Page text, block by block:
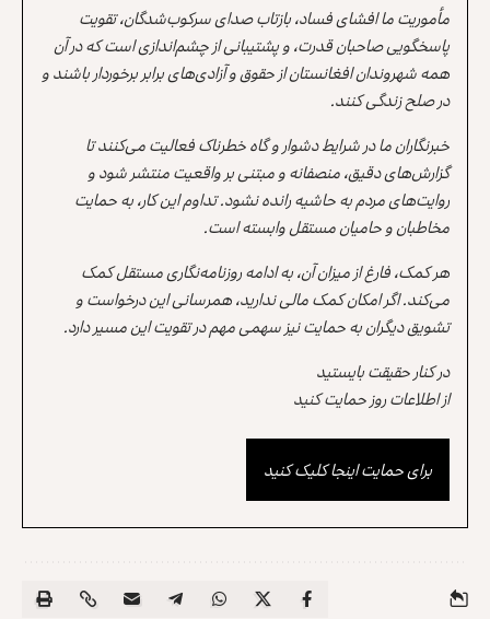
مأموریت ما افشای فساد، بازتاب صدای سرکوب‌شدگان، تقویت
پاسخگویی صاحبان قدرت، و پشتیبانی از چشم‌اندازی است که در آن
همه شهروندان افغانستان از حقوق و آزادی‌های برابر برخوردار باشند و
در صلح زندگی کنند.
خبرنگاران ما در شرایط دشوار و گاه خطرناک فعالیت می‌کنند تا
گزارش‌های دقیق، منصفانه و مبتنی بر واقعیت منتشر شود و
روایت‌های مردم به حاشیه رانده نشود. تداوم این کار، به حمایت
مخاطبان و حامیان مستقل وابسته است.
هر کمک، فارغ از میزان آن، به ادامه روزنامه‌نگاری مستقل کمک
می‌کند. اگر امکان کمک مالی ندارید، همرسانی این درخواست و
تشویق دیگران به حمایت نیز سهمی مهم در تقویت این مسیر دارد.
در کنار حقیقت بایستید
از اطلاعات روز حمایت کنید
برای حمایت اینجا کلیک کنید